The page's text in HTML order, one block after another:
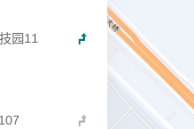
园11